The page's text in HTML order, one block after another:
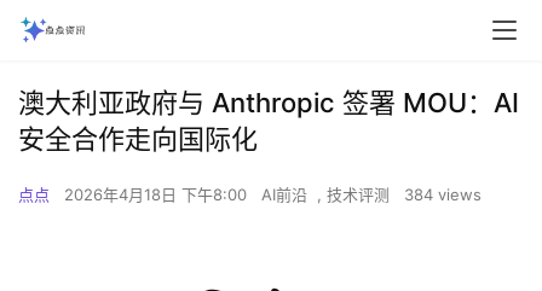
澳大利亚政府与 Anthropic 签署 MOU：AI
安全合作走向国际化
点点 2026年4月18日 下午8:00 AI前沿 , 技术评测 384 views